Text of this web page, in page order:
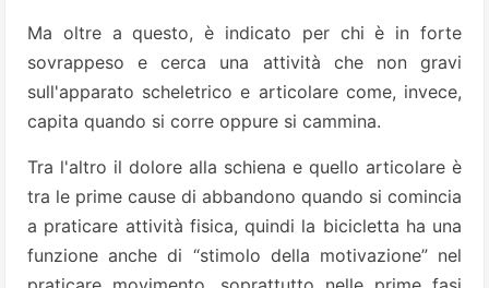
Ma oltre a questo, è indicato per chi è in forte
sovrappeso e cerca una attività che non gravi
sull'apparato scheletrico e articolare come, invece,
capita quando si corre oppure si cammina.
Tra l'altro il dolore alla schiena e quello articolare è
tra le prime cause di abbandono quando si comincia
a praticare attività fisica, quindi la bicicletta ha una
funzione anche di “stimolo della motivazione” nel